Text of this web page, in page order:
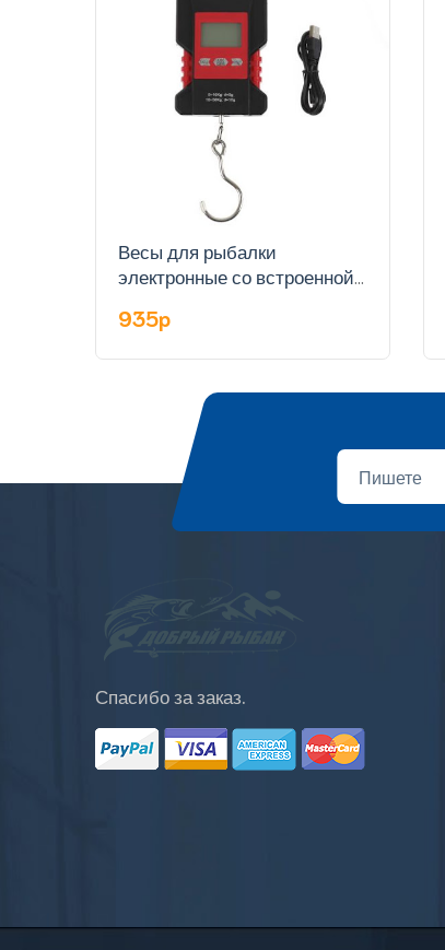
Весы для рыбалки
электронные со встроенной
935p
Спасибо за заказ.